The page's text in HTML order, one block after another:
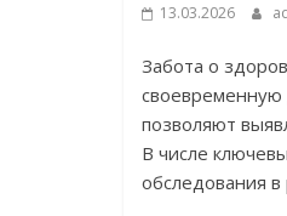
13.03.2026
Забота о
своевременную
позволяют
В числе
обследования в